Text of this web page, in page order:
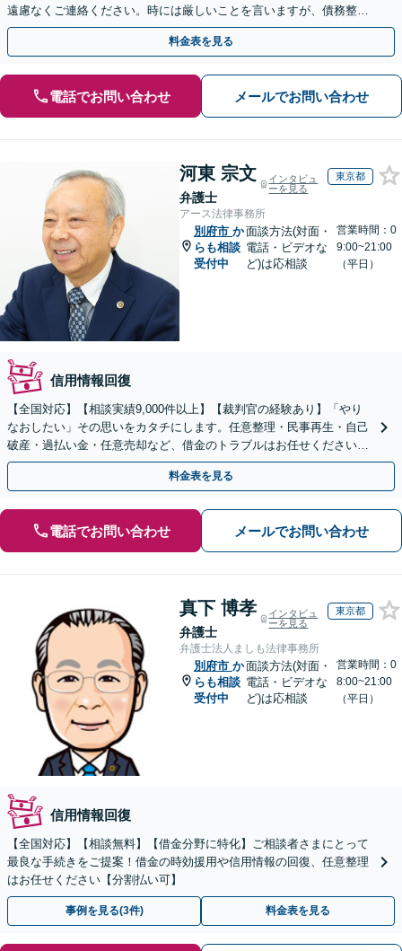
遠慮なくご連絡ください。時には厳しいことを言いますが、債務整理
には相談者様のご協力が必要不可欠です。
料金表を見る
電話でお問い合わせ メールでお問い合わせ
河東 宗文
弁護士
インタビュ
ーを見る
東京都
アース法律事務所
別府市 か
らも相談
受付中
面談方法(対面・
電話・ビデオな
ど)は応相談
営業時間：0
9:00~21:00
（平日）
信用情報回復
【全国対応】【相談実績9,000件以上】【裁判官の経験あり】「やり
なおしたい」その思いをカタチにします。任意整理・民事再生・自己
破産・過払い金・任意売却など、借金のトラブルはお任せください。
【初回相談無料】【全国対応可能】
料金表を見る
電話でお問い合わせ メールでお問い合わせ
真下 博孝
弁護士
インタビュ
ーを見る
東京都
弁護士法人ましも法律事務所
別府市 か
らも相談
受付中
面談方法(対面・
電話・ビデオな
ど)は応相談
営業時間：0
8:00~21:00
（平日）
信用情報回復
【全国対応】【相談無料】【借金分野に特化】ご相談者さまにとって
最良な手続きをご提案！借金の時効援用や信用情報の回復、任意整理
はお任せください【分割払い可】
事例を見る(3件) 料金表を見る